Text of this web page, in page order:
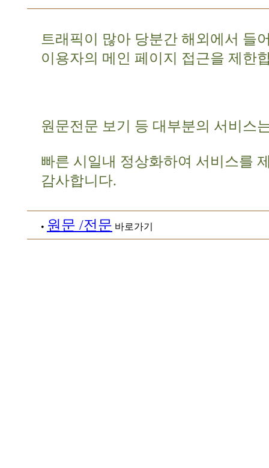
트래픽이 많아 당분간 해외에서 들
이용자의 메인 페이지 접근을 제한
원문전문 보기 등 대부분의 서비스
빠른 시일내 정상화하여 서비스를
감사합니다.
• 원문 /전문 바로가기